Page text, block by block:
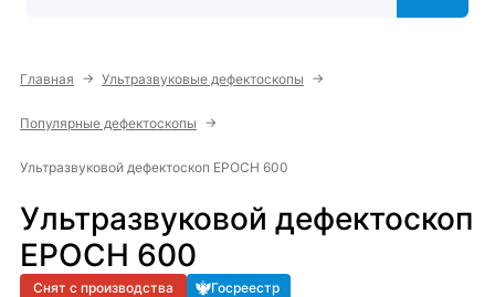
Главная → Ультразвуковые дефектоскопы →
Популярные дефектоскопы →
Ультразвуковой дефектоскоп EPOCH 600
Ультразвуковой дефектоскоп
EPOCH 600
Снят с производства Госреестр